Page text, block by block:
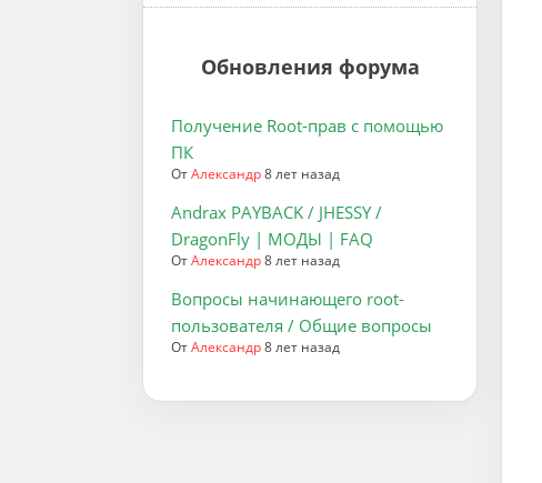
Обновления форума
Получение Root-прав с помощью
ПК
ОтАлександр8 лет назад
Andrax PAYBACK / JHESSY /
DragonFly | МОДЫ | FAQ
ОтАлександр8 лет назад
Вопросы начинающего root-
пользователя / Общие вопросы
ОтАлександр8 лет назад